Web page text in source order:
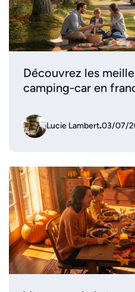
Découvrez les
camping-car en
Lucie Lambert.03/07/